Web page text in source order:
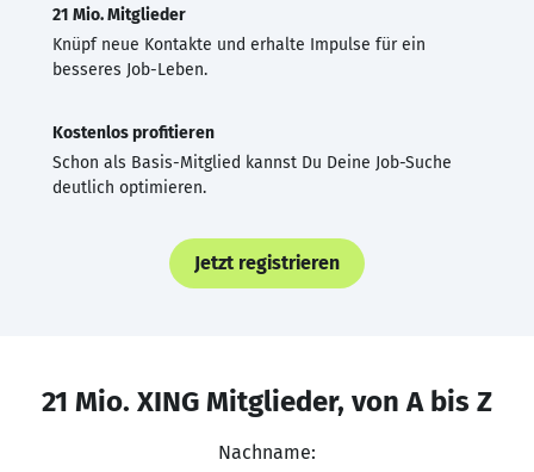
21 Mio. Mitglieder
Knüpf neue Kontakte und erhalte Impulse für ein
besseres Job-Leben.
Kostenlos profitieren
Schon als Basis-Mitglied kannst Du Deine Job-Suche
deutlich optimieren.
Jetzt registrieren
21 Mio. XING Mitglieder, von A bis Z
Nachname: